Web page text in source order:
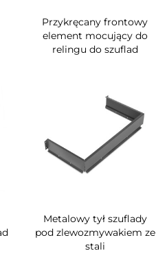
Przykręcany frontowy
element mocujący do
relingu do szuflad
Metalowy tył szuflady
pod zlewozmywakiem ze
stali